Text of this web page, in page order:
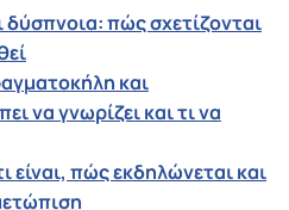
πώς σχετίζονται
και
να γνωρίζει και τι να
πώς εκδηλώνεται και